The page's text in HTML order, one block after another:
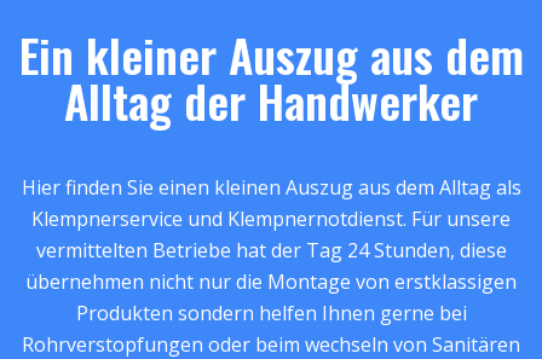
Ein kleiner Auszug aus dem
Alltag der Handwerker
Hier finden Sie einen kleinen Auszug aus dem Alltag als
Klempnerservice und Klempnernotdienst. Für unsere
vermittelten Betriebe hat der Tag 24 Stunden, diese
übernehmen nicht nur die Montage von erstklassigen
Produkten sondern helfen Ihnen gerne bei
Rohrverstopfungen oder beim wechseln von Sanitären